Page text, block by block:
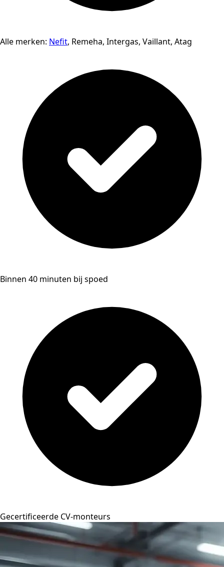
Alle merken: Nefit, Remeha, Intergas, Vaillant, Atag
Binnen 40 minuten bij spoed
Gecertificeerde CV-monteurs